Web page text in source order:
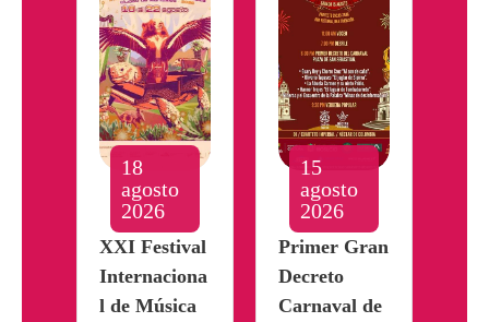
18
agosto
2026
XXI Festival
Internaciona
l de Música
15
agosto
2026
Primer Gran
Decreto
Carnaval de